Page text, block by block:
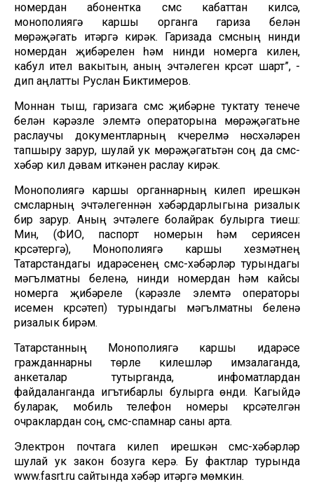
номердан абонентка смс кабаттан килсә,
монополиягә каршы органга гариза белән
мөрәҗәгать итәргә кирәк. Гаризада смсның нинди
номердан җибәрелүен һәм нинди номерга килүен,
кабул ителү вакытын, аның эчтәлеген күрсәтү шарт”, -
дип аңлатты Руслан Биктимеров.
Моннан тыш, гаризага смс җибәрүне туктату үтенече
белән кәрәзле элемтә операторына мөрәҗәгатьне
раслаучы документларның күчерелмә нөсхәләрен
тапшыру зарур, шулай ук мөрәҗәгатьтән соң да смс-
хәбәр килү дәвам иткәнен раслау кирәк.
Монополиягә каршы органнарның килеп ирешкән
смсларның эчтәлегеннән хәбәрдарлыгына ризалык
бирү зарур. Аның эчтәлеге болайрак булырга тиеш:
Мин, (ФИО, паспорт номерын һәм сериясен
күрсәтергә), Монополиягә каршы хезмәтнең
Татарстандагы идарәсенең смс-хәбәрләр турындагы
мәгълүматны белүенә, нинди номердан һәм кайсы
номерга җибәрелүе (кәрәзле элемтә операторы
исемен күрсәтеп) турындагы мәгълүматны белүенә
ризалык бирәм.
Татарстанның Монополиягә каршы идарәсе
гражданнарны төрле килешүләр имзалаганда,
анкеталар тутырганда, инфоматлардан
файдаланганда игътибарлы булырга өнди. Кагыйдә
буларак, мобиль телефон номеры күрсәтелгән
очраклардан соң, смс-спамнар саны арта.
Электрон почтага килеп ирешкән смс-хәбәрләр
шулай ук закон бозуга керә. Бу фактлар турында
www.fasrt.ru сайтында хәбәр итәргә мөмкин.